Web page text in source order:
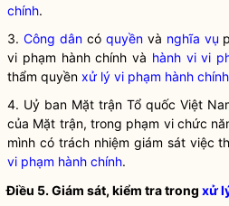
chính.
3. Công dâncó quyềnvà nghĩa vụ
vi phạm hành chính và hành vi vi
thẩm quyền xử lý vi phạm hành chính
4. Uỷ ban Mặt trận Tổ quốc Việt
của Mặt trận, trong phạm vi chức
mình có trách nhiệm giám sát việc
vi phạm hành chính.
Điều 5. Giám sát, kiểm tra trong xử